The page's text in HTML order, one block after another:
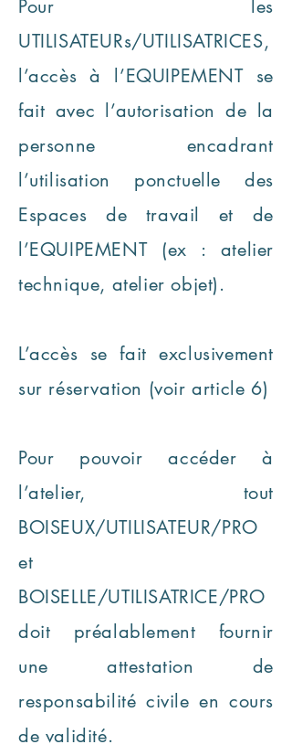
Pour les
UTILISATEURs/UTILISATRICES,
l’accès à l’EQUIPEMENT se
fait avec l’autorisation de la
personne encadrant
l’utilisation ponctuelle des
Espaces de travail et de
l’EQUIPEMENT (ex : atelier
technique, atelier objet).
L’accès se fait exclusivement
sur réservation (voir article 6)
Pour pouvoir accéder à
l’atelier, tout
BOISEUX/UTILISATEUR/PRO
et
BOISELLE/UTILISATRICE/PRO
doit préalablement fournir
une attestation de
responsabilité civile en cours
de validité.